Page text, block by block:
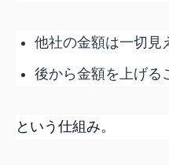
他社の金額は一切見
後から金額を上げる
という仕組み。